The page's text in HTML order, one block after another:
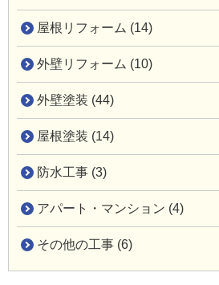
屋根リフォーム (14)
外壁リフォーム (10)
外壁塗装 (44)
屋根塗装 (14)
防水工事 (3)
アパート・マンション (4)
その他の工事 (6)